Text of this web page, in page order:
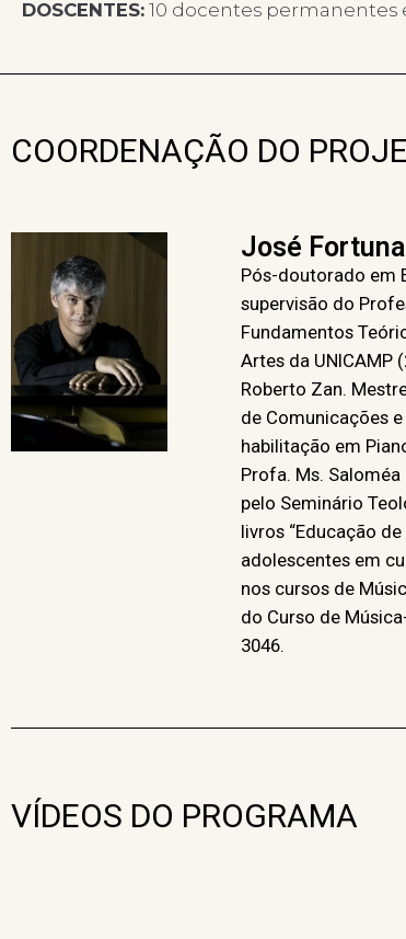
DOSCENTES: 10 docentes permanentes
COORDENAÇÃO DO
José
Pós-doutorado em
supervisão do
Fundamentos
Artes da UNICAMP
Roberto Zan.
de Comunicações
habilitação em
Profa. Ms.
pelo Seminário
livros “Educação
adolescentes em
nos cursos de
do Curso de
3046.
VÍDEOS DO PROGRAMA